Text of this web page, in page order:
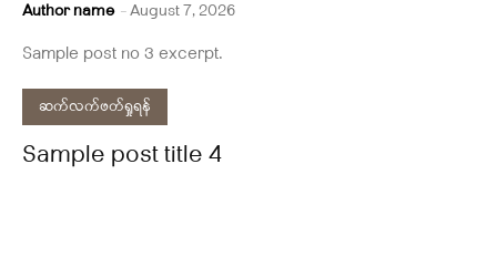
Author name -August 7, 2026
Sample post no 3 excerpt.
ဆက်လက်ဖတ်ရှုရန်
Sample post title 4